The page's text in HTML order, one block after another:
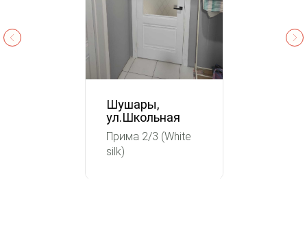
Шушары,
ул.Школьная
Прима 2/3 (White
silk)